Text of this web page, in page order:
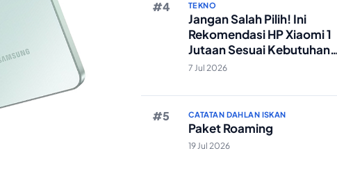
TEKNO
Jangan Salah Pilih! Ini
Rekomendasi HP Xiaomi 1
Jutaan Sesuai Kebutuhan
Anda
7 Jul 2026
CATATAN DAHLAN ISKAN
Paket Roaming
19 Jul 2026